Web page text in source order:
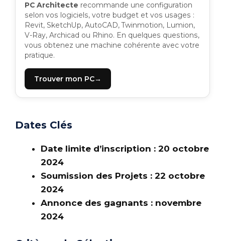
PC Architecte recommande une configuration
selon vos logiciels, votre budget et vos usages :
Revit, SketchUp, AutoCAD, Twinmotion, Lumion,
V-Ray, Archicad ou Rhino. En quelques questions,
vous obtenez une machine cohérente avec votre
pratique.
Trouver mon PC
Dates Clés
Date limite d’inscription : 20 octobre
2024
Soumission des Projets : 22 octobre
2024
Annonce des gagnants : novembre
2024